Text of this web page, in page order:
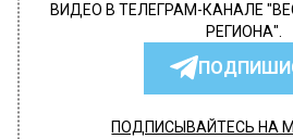
ВИДЕО В ТЕЛЕГРАМ-КАНАЛЕ
РЕГИОНА".
ПОДПИСЫВАЙТЕСЬ НА